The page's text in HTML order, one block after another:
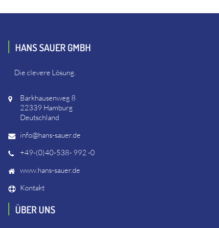
HANS SAUER GMBH
Die clevere Lösung.
Barkhausenweg 8
22339 Hamburg
Deutschland
info@hans-sauer.de
+49-(0)40-538- 992 -0
www.hans-sauer.de
Kontakt
ÜBER UNS